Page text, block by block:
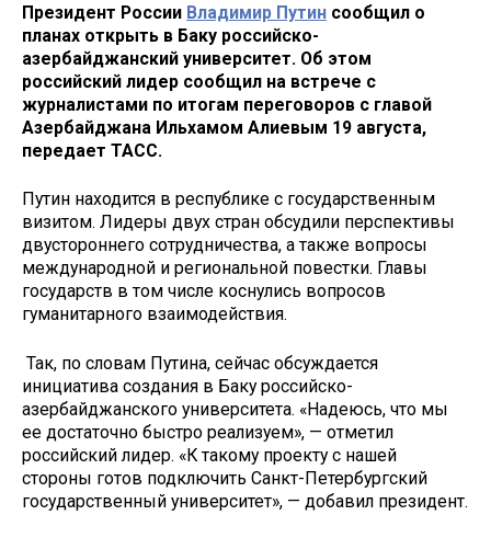
Президент России Владимир Путин сообщил о
планах открыть в Баку российско-
азербайджанский университет. Об этом
российский лидер сообщил на встрече с
журналистами по итогам переговоров с главой
Азербайджана Ильхамом Алиевым 19 августа,
передает ТАСС.
Путин находится в республике с государственным
визитом. Лидеры двух стран обсудили перспективы
двустороннего сотрудничества, а также вопросы
международной и региональной повестки. Главы
государств в том числе коснулись вопросов
гуманитарного взаимодействия.
Так, по словам Путина, сейчас обсуждается
инициатива создания в Баку российско-
азербайджанского университета. «Надеюсь, что мы
ее достаточно быстро реализуем», — отметил
российский лидер. «К такому проекту с нашей
стороны готов подключить Санкт-Петербургский
государственный университет», — добавил президент.